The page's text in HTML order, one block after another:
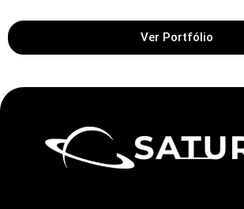
Ver Portfólio